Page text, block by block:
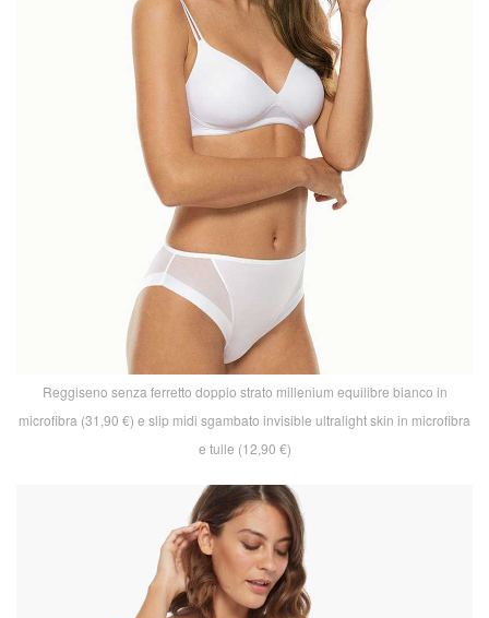
Reggiseno senza ferretto doppio strato millenium equilibre bianco in
microfibra (31,90 €) e slip midi sgambato invisible ultralight skin in microfibra
e tulle (12,90 €)